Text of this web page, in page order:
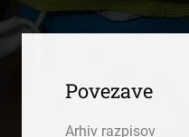
Povezave
Arhiv razpisov